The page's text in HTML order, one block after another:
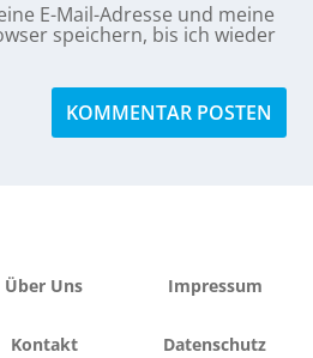
E-Mail-Adresse und meine
speichern, bis ich wieder
Über Uns
Kontakt
Impressum
Datenschutz